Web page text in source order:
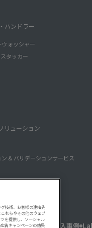
ハンドラー
ォッシャー
タッカー
リューション
& バリデーションサービス
プレート
ビス・サポート 導入事例
技術、お客様の連絡先
れらやその他のウェブ
を提供し、ソーシャル
告キャンペーンの効果